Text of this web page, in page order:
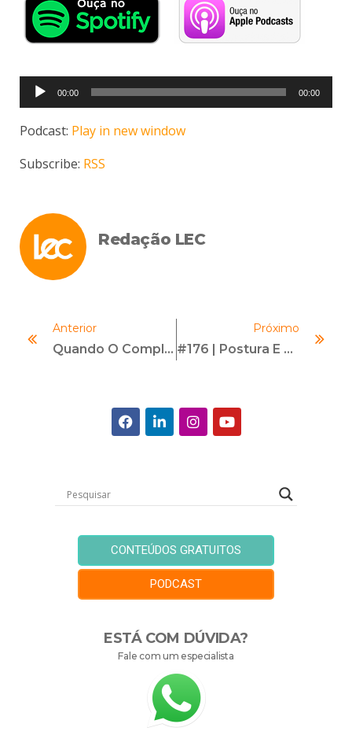
Tocador
de
áudio
00:00 00:00
Podcast: Play in new window
Subscribe: RSS
Redação LEC
Anterior
Quando O Compliance Officer Pode Se Dar Mal?
Próximo
#176 | Postura E Respiração Como Ferramentas De Comunicação | Com Valdirene Canhestro
CONTEÚDOS GRATUITOS
PODCAST
ESTÁ COM DÚVIDA?
Fale com um especialista